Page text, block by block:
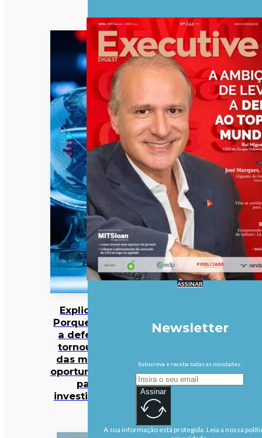
Explicador:
Porque é que
a defesa se
tornou uma
das maiores
oportunidades
para
investidores?
ASSINAR
Newsletter
Subscreva e receba todas as novidades.
Assinar
A sua informação está protegida. Leia a nossa